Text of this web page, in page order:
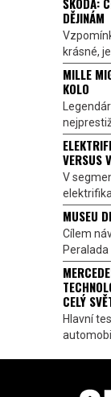
DĚJINÁM
krásné,
MILLE
KOLO
VERSUS
V
MUSEU
Cílem
CELÝ
Hlavní